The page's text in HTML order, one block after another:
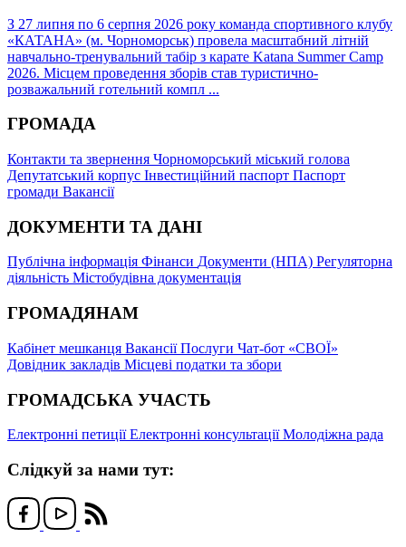
З 27 липня по 6 серпня 2026 року команда спортивного клубу
«КАТАНА» (м. Чорноморськ) провела масштабний літній
навчально-тренувальний табір з карате Katana Summer Camp
2026. Місцем проведення зборів став туристично-
розважальний готельний компл ...
ГРОМАДА
Контакти та звернення Чорноморський міський голова
Депутатський корпус Інвестиційний паспорт Паспорт
громади Вакансії
ДОКУМЕНТИ ТА ДАНІ
Публічна інформація Фінанси Документи (НПА) Регуляторна
діяльність Містобудівна документація
ГРОМАДЯНАМ
Кабінет мешканця ВакансіїПослуги Чат-бот «СВОЇ»
Довідник закладів Місцеві податки та збори
ГРОМАДСЬКА УЧАСТЬ
Електронні петиціїЕлектронні консультаціїМолодіжна рада
Слідкуй за нами тут: